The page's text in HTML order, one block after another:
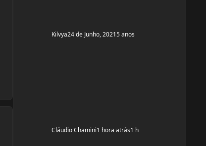
Kilvya24 de Junho, 20215 anos
Cláudio Chamini1 hora atrás1 h